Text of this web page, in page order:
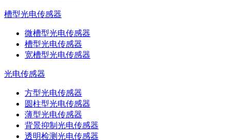
槽型光电传感器
微槽型光电传感器
槽型光电传感器
宽槽型光电传感器
光电传感器
方型光电传感器
圆柱型光电传感器
薄型光电传感器
背景抑制光电传感器
透明检测光电传感器